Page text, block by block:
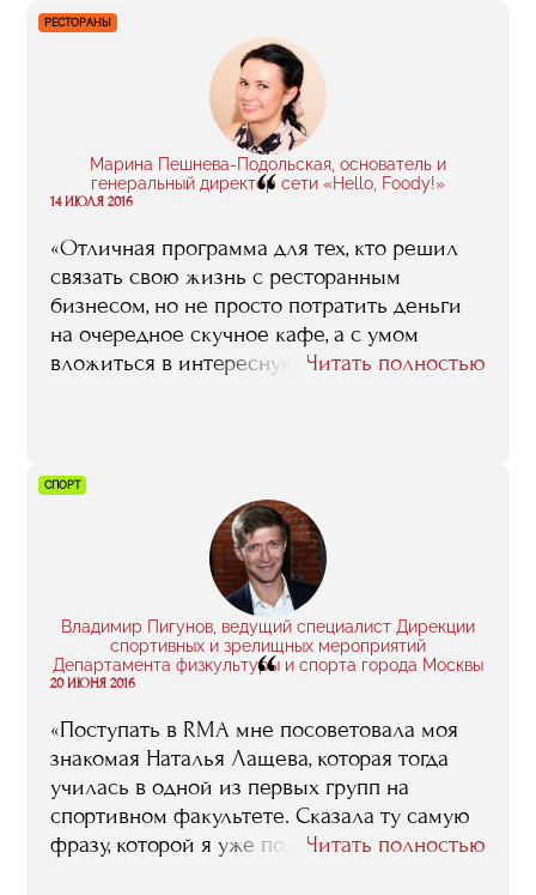
серьезный юридический бэкграунд не
мешал почувствовать эту легкость: я с
удовольствием ходила на занятия, стараясь
не пропускать их, решала кейсы, и даже
участвовала в волонтерских программах.
Вообще, мне не хотелось заканчивать
обучение, не хотелось уходить. Бесценно,
людей, с которыми мы активно общаемся и
дружим».
РЕСТОРАНЫ
Марина Пешнева-Подольская, основатель и
генеральный директор сети «Hello, Foody!»
“
14 ИЮЛЯ 2016
«Отличная программа для тех, кто решил
связать свою жизнь с ресторанным
бизнесом, но не просто потратить деньги
на очередное скучное кафе, а с умом
вложиться в интересную историю, которая
Читать полностью
СПОРТ
Владимир Пигунов, ведущий специалист Дирекции
спортивных и зрелищных мероприятий
Департамента физкультуры и спорта города Москвы
“
20 ИЮНЯ 2016
«Поступать в RMA мне посоветовала моя
знакомая Наталья Лащева, которая тогда
училась в одной из первых групп на
спортивном факультете. Сказала ту самую
фразу, которой я уже поделился: мол,
Читать полностью